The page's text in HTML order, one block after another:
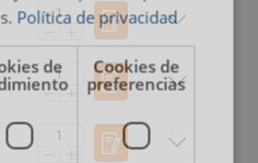
Política de privacidad
de
Cookies de
preferencias